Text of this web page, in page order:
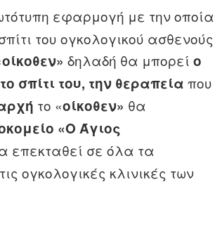
εφαρμογή με την οποία
του ογκολογικού ασθενούς
οίκοθεν» δηλαδή θα μπορείο
σπίτι του, την θεραπεία που
το «οίκοθεν» θα
«Ο Άγιος
επεκταθεί σε όλα τα
ογκολογικές κλινικές των